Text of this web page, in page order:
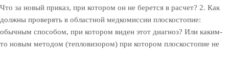
Что за новый приказ, при котором он не берется в расчет? 2. Как
должны проверять в областной медкомиссии плоскостопие:
обычным способом, при котором виден этот диагноз? Или каким-
то новым методом (тепловизором) при котором плоскостопие не